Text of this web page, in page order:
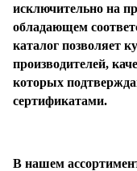
исключительно на
обладающем
каталог позволяет
производителей,
которых
сертификатами.
В нашем